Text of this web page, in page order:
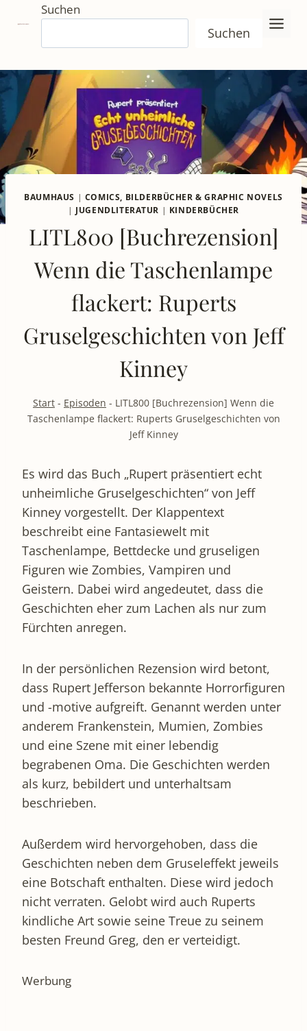
Inhalt
springen
Suchen
Suchen
BAUMHAUS | COMICS, BILDERBÜCHER & GRAPHIC NOVELS
| JUGENDLITERATUR | KINDERBÜCHER
LITL800 [Buchrezension]
Wenn die Taschenlampe
flackert: Ruperts
Gruselgeschichten von Jeff
Kinney
Start - Episoden - LITL800 [Buchrezension] Wenn die
Taschenlampe flackert: Ruperts Gruselgeschichten von
Jeff Kinney
Es wird das Buch „Rupert präsentiert echt
unheimliche Gruselgeschichten“ von Jeff
Kinney vorgestellt. Der Klappentext
beschreibt eine Fantasiewelt mit
Taschenlampe, Bettdecke und gruseligen
Figuren wie Zombies, Vampiren und
Geistern. Dabei wird angedeutet, dass die
Geschichten eher zum Lachen als nur zum
Fürchten anregen.
In der persönlichen Rezension wird betont,
dass Rupert Jefferson bekannte Horrorfiguren
und -motive aufgreift. Genannt werden unter
anderem Frankenstein, Mumien, Zombies
und eine Szene mit einer lebendig
begrabenen Oma. Die Geschichten werden
als kurz, bebildert und unterhaltsam
beschrieben.
Außerdem wird hervorgehoben, dass die
Geschichten neben dem Gruseleffekt jeweils
eine Botschaft enthalten. Diese wird jedoch
nicht verraten. Gelobt wird auch Ruperts
kindliche Art sowie seine Treue zu seinem
besten Freund Greg, den er verteidigt.
Werbung